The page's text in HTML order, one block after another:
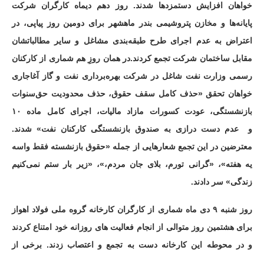
خواهان افزایش دستمزدها شدند. روز دهم دیماه کارگران شرکت
پایانه‌ها و مخازن پتروشیمی بندر ماهشهر برای دومین روز پیاپی، در
اعتراض به‌ عدم اجرای طرح طبقه‌بندی مشاغل و سایر مطالباتشان
مقابل ساختمان شرکت تجمع کردند.در همان روزِ هم ‌شماری از کارکنان
رسمی وزارت نفت شاغل در شرکت بهره‌برداری نفت و گاز آغاجاری
خواهان تحقق «حذف کامل سقف‌ حقوق، حذف محدودیت حق‌سنوات
بازنشستگی، عودت کسورات مازاد مالیات، اجرای کامل ماده ۱۰
و عدم دست‌ درازی به صندوق بازنشستگی کارکنان نفت» شدند.
معترضین در این تجمع شعارهایی از جمله «حقوق بازنشسته فقط واسه
یه هفته»، «گرانی تورم، بلای جان مردم،»، «زیر بار ستم نمی‌کنیم
زندگی» سر دادند.
روز شنبه ۹ دی ماه شماری از کارگران کارخانه گروه ملی فولاد اهواز
برای هشتمین روز متوالی از انجام فعالیت های روزانه خود امتناع کردند
و در محوطه این کارخانه دست به تجمع و اعتصاب زدند. برخی از